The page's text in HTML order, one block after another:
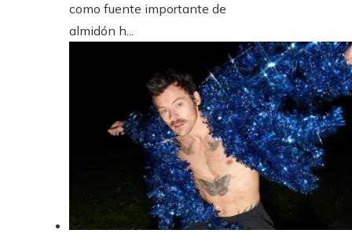
como fuente importante de
almidón h...